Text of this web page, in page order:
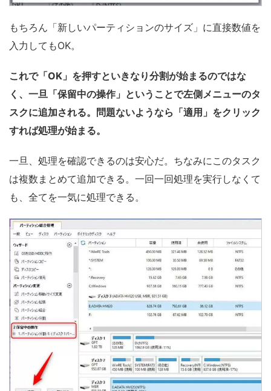
もちろん「新しいパーティションのサイズ」に直接数値を
入力してもOK。
これで「OK」を押すといきなり分割が始まるのではな
く、一旦「保留中の操作」ということで左側メニューのタ
スクに追加される。問題ないようなら「適用」をクリック
すれば処理が始まる。
一旦、処理を確認できるのは安心だ。ちなみにこのタスク
は複数まとめて追加できる。一回一回処理を実行しなくて
も、全てを一気に処理できる。